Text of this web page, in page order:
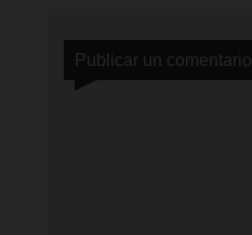
Publicar un comentario